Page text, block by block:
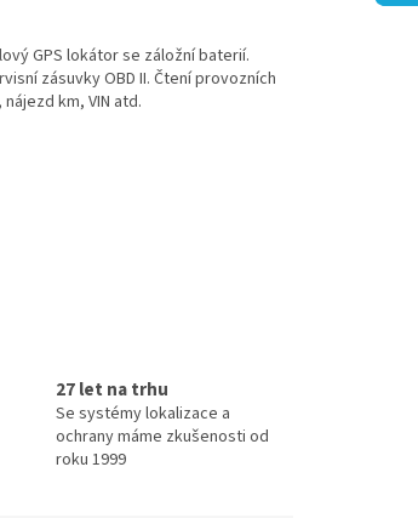
GPS lokátor se záložní baterií.
zásuvky OBD II. Čtení provozních
km, VIN atd.
27 let na trhu
Se systémy lokalizace a
ochrany máme zkušenosti od
roku 1999